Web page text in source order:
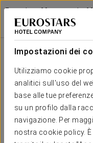
Impostazioni dei
Utilizziamo cookie
analitici sull'uso del
base alle tue
su un profilo dalla
navigazione. Per
nostra cookie policy.
Eurostars Monumento
Clodio Hotel
OURENSE - LEIRO
Camere
Il comfort
Le migliori tenuti
Monasterio de San
spaziose, all'aperto,
l'ambiente storico, con